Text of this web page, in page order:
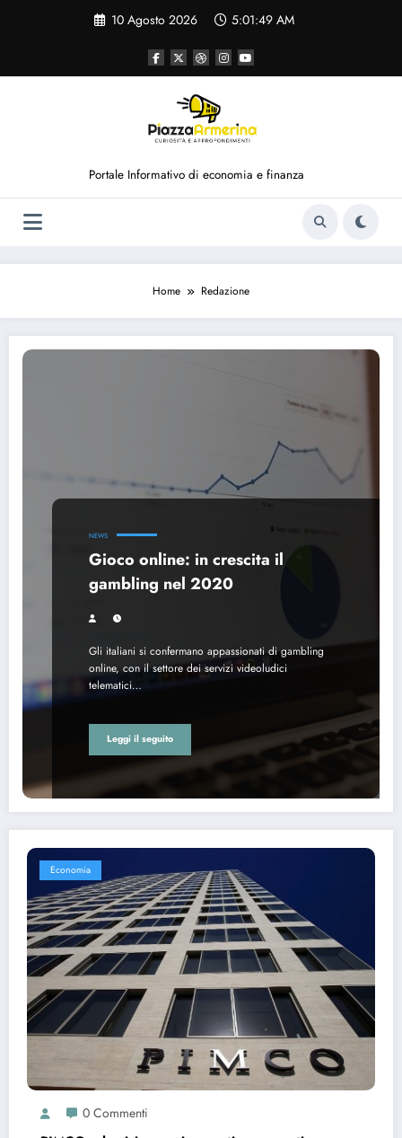
10 Agosto 2026 5:01:50 AM
Portale Informativo di economia e finanza
Home Redazione
NEWS
Gioco online: in crescita il
gambling nel 2020
Gli italiani si confermano appassionati di gambling
online, con il settore dei servizi videoludici
telematici…
Leggi il seguito
Economia
0 Commenti